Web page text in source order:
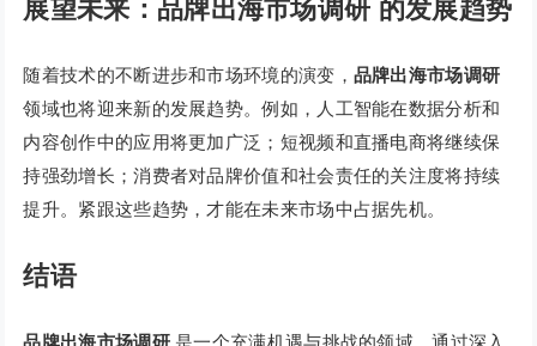
展望未来：品牌出海市场调研 的发展趋势
随着技术的不断进步和市场环境的演变， 品牌出海市场调研
领域也将迎来新的发展趋势。例如，人工智能在数据分析和
内容创作中的应用将更加广泛；短视频和直播电商将继续保
持强劲增长；消费者对品牌价值和社会责任的关注度将持续
提升。紧跟这些趋势，才能在未来市场中占据先机。
结语